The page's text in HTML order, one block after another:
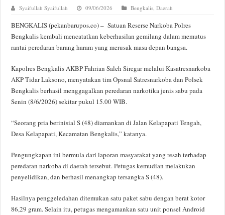
Syaifullah Syaifullah 09/06/2026 Bengkalis,Daerah
BENGKALIS (pekanbarupos.co) – Satuan Reserse Narkoba Polres
Bengkalis kembali mencatatkan keberhasilan gemilang dalam memutus
rantai peredaran barang haram yang merusak masa depan bangsa.
Kapolres Bengkalis AKBP Fahrian Saleh Siregar melalui Kasatresnarkoba
AKP Tidar Laksono, menyatakan tim Opsnal Satresnarkoba dan Polsek
Bengkalis berhasil menggagalkan peredaran narkotika jenis sabu pada
Senin (8/6/2026) sekitar pukul 15.00 WIB.
“Seorang pria berinisial S (48) diamankan di Jalan Kelapapati Tengah,
Desa Kelapapati, Kecamatan Bengkalis,” katanya.
Pengungkapan ini bermula dari laporan masyarakat yang resah terhadap
peredaran narkoba di daerah tersebut. Petugas kemudian melakukan
penyelidikan, dan berhasil menangkap tersangka S (48).
Hasilnya penggeledahan ditemukan satu paket sabu dengan berat kotor
86,29 gram. Selain itu, petugas mengamankan satu unit ponsel Android